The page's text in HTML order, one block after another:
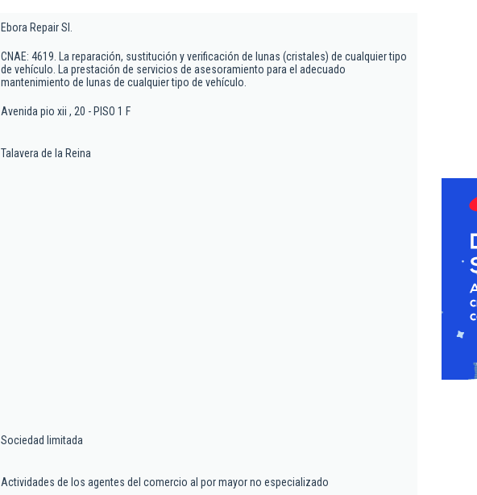
Ebora Repair Sl.
CNAE: 4619. La reparación, sustitución y verificación de lunas (cristales) de cualquier tipo
de vehículo. La prestación de servicios de asesoramiento para el adecuado
mantenimiento de lunas de cualquier tipo de vehículo.
Avenida pio xii , 20 - PISO 1 F
Talavera de la Reina
Sociedad limitada
Actividades de los agentes del comercio al por mayor no especializado